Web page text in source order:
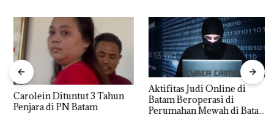
Carolein Dituntut 3 Tahun
Penjara di PN Batam
Aktifitas Judi Online di
Batam Beroperasi di
Perumahan Mewah di Batam